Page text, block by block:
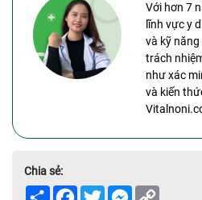
Với hơn 7
lĩnh vực y
và kỹ
trách
như xác
và kiến
Chia sẻ:
Share Facebook
TwitterMessenger